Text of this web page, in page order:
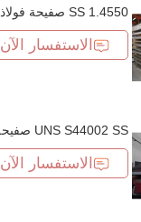
1.4550 SS صفيحة فولاذية
الاستفسار الآن
UNS S44002 SS صفيحة فولاذية
الاستفسار الآن